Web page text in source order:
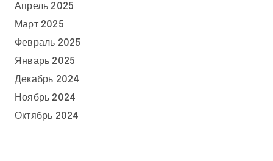
Апрель 2025
Март 2025
Февраль 2025
Январь 2025
Декабрь 2024
Ноябрь 2024
Октябрь 2024